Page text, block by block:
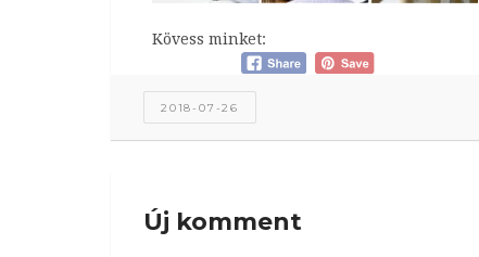
Kövess minket:
2018-07-26
Új komment